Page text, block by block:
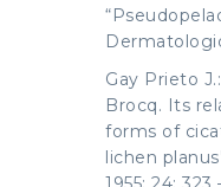
Gay Prieto
Brocq. Its
forms of
lichen